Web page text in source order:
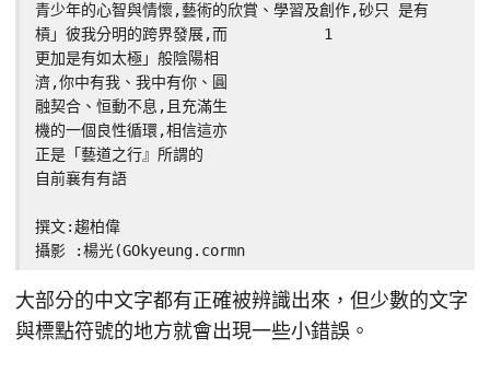
青少年的心智與情懷,藝術的欣賞、學習及創作,砂只 是有
槓」彼我分明的跨界發展,而           1
更加是有如太極」般陰陽相
濟,你中有我、我中有你、圓
融契合、恒動不息,且充滿生
機的一個良性循環,相信這亦
正是「藝道之行』所謂的
自前襄有有語
撰文:趨柏偉
攝影 :楊光(GOkyeung.cormn
大部分的中文字都有正確被辨識出來，但少數的文字
與標點符號的地方就會出現一些小錯誤。